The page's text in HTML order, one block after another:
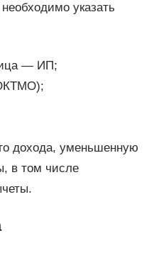
указать
— ИП;
дохода, уменьшенную
в том числе